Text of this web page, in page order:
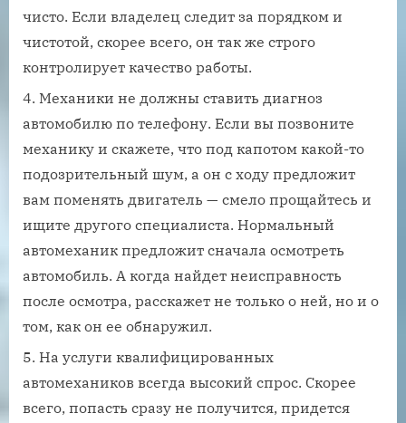
чисто. Если владелец следит за порядком и
чистотой, скорее всего, он так же строго
контролирует качество работы.
Механики не должны ставить диагноз
автомобилю по телефону. Если вы позвоните
механику и скажете, что под капотом какой-то
подозрительный шум, а он с ходу предложит
вам поменять двигатель — смело прощайтесь и
ищите другого специалиста. Нормальный
автомеханик предложит сначала осмотреть
автомобиль. А когда найдет неисправность
после осмотра, расскажет не только о ней, но и о
том, как он ее обнаружил.
На услуги квалифицированных
автомехаников всегда высокий спрос. Скорее
всего, попасть сразу не получится, придется